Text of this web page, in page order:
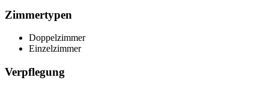
Zimmertypen
Doppelzimmer
Einzelzimmer
Verpflegung